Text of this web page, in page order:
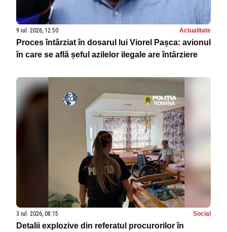
9 iul. 2026, 12:50 Actualitate
Proces întârziat în dosarul lui Viorel Pașca: avionul
în care se află șeful azilelor ilegale are întârziere
3 iul. 2026, 08:15 Social
Detalii explozive din referatul procurorilor în